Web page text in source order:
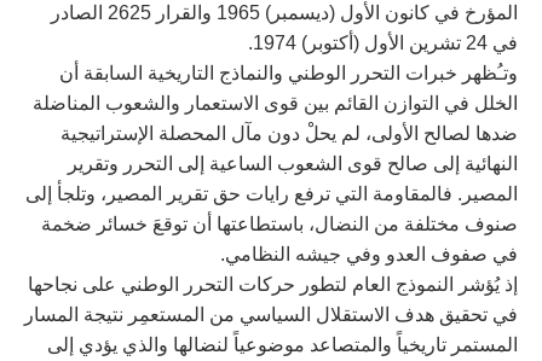
المؤرخ في كانون الأول (ديسمبر) 1965 والقرار 2625 الصادر
في 24 تشرين الأول (أكتوبر) 1974.
وتـُظهر خبرات التحرر الوطني والنماذج التاريخية السابقة أن
الخلل في التوازن القائم بين قوى الاستعمار والشعوب المناضلة
ضدها لصالح الأولى، لم يحلْ دون مآل المحصلة الإستراتيجية
النهائية إلى صالح قوى الشعوب الساعية إلى التحرر وتقرير
المصير. فالمقاومة التي ترفع رايات حق تقرير المصير، وتلجأ إلى
صنوف مختلفة من النضال، باستطاعتها أن توقعَ خسائر ضخمة
في صفوف العدو وفي جيشه النظامي.
إذ يُؤشر النموذج العام لتطور حركات التحرر الوطني على نجاحها
في تحقيق هدف الاستقلال السياسي من المستعمِر نتيجة المسار
المستمر تاريخياً والمتصاعد موضوعياً لنضالها والذي يؤدي إلى